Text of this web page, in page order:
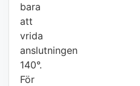
bara
att
vrida
anslutningen
140°.
För